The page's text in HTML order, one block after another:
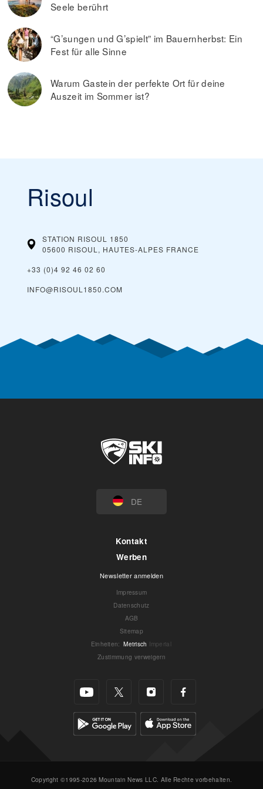
Seele berührt
“G’sungen und G’spielt” im Bauernherbst: Ein
Fest für alle Sinne
Warum Gastein der perfekte Ort für deine
Auszeit im Sommer ist?
Risoul
STATION RISOUL 1850
05600 RISOUL, HAUTES-ALPES FRANCE
+33 (0)4 92 46 02 60
INFO@RISOUL1850.COM
DE
Kontakt
Werben
Newsletter anmelden
Impressum
Datenschutz
AGB
Sitemap
Einheiten: Metrisch Imperial
Zustimmung verweigern
Copyright ©1995-2026 Mountain News LLC. Alle Rechte vorbehalten.